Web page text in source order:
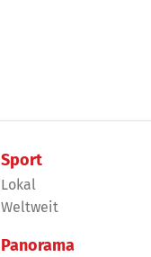
Sport
Lokal
Weltweit
Panorama